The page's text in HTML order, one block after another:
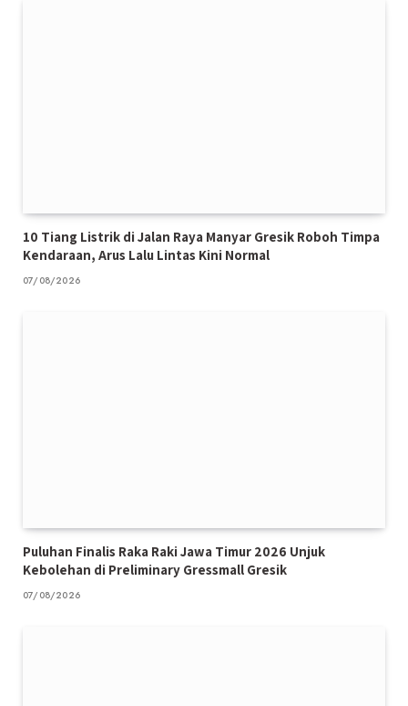
10 Tiang Listrik di Jalan Raya Manyar Gresik Roboh Timpa
Kendaraan, Arus Lalu Lintas Kini Normal
07/08/2026
Puluhan Finalis Raka Raki Jawa Timur 2026 Unjuk
Kebolehan di Preliminary Gressmall Gresik
07/08/2026